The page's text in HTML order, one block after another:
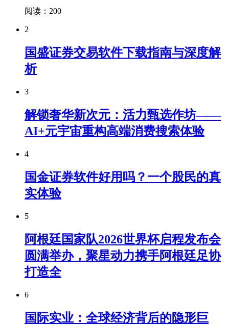
阅读：200
2
国盛证券交易软件下载指南与深度解
析
3
解锁奢华新次元：活力甄选作坊——
AI+元宇宙重构高端消费搜索体验
4
国金证券软件好用吗？一个股民的真
实体验
5
阿根廷国家队2026世界杯启程发布会
圆满举办，聚星动力携手阿根廷足协
打造全
6
国际实业：全球经济背后的隐形巨